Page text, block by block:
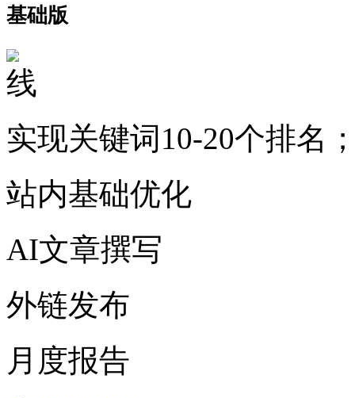
基础版
实现关键词10-20个排名
站内基础优化
AI文章撰写
外链发布
月度报告